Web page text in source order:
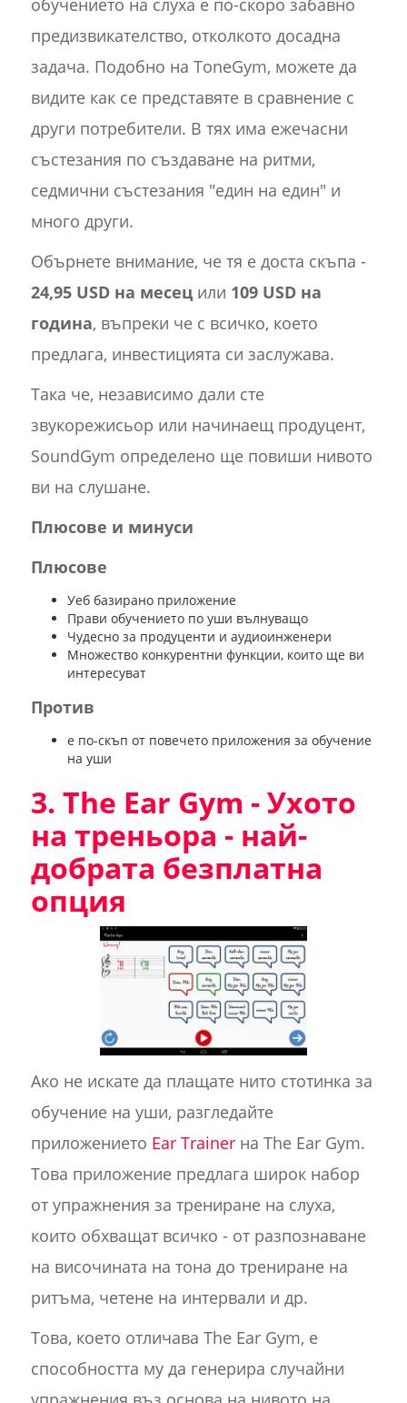
предизвикателство, отколкото досадна
задача. Подобно на ToneGym, можете да
видите как се представяте в сравнение с
други потребители. В тях има ежечасни
състезания по създаване на ритми,
седмични състезания "един на един" и
много други.
Обърнете внимание, че тя е доста скъпа -
24,95 USD на месецили 109 USD на
година, въпреки че с всичко, което
предлага, инвестицията си заслужава.
Така че, независимо дали сте
звукорежисьор или начинаещ продуцент,
SoundGym определено ще повиши нивото
ви на слушане.
Плюсове и минуси
Плюсове
Уеб базирано приложение
Прави обучението по уши вълнуващо
Чудесно за продуценти и аудиоинженери
Множество конкурентни функции, които ще ви
интересуват
Против
е по-скъп от повечето приложения за обучение
на уши
3. The Ear Gym - Ухото
на треньора - най-
добрата безплатна
опция
Ако не искате да плащате нито стотинка за
обучение на уши, разгледайте
приложението Ear Trainerна The Ear Gym.
Това приложение предлага широк набор
от упражнения за трениране на слуха,
които обхващат всичко - от разпознаване
на височината на тона до трениране на
ритъма, четене на интервали и др.
Това, което отличава The Ear Gym, е
способността му да генерира случайни